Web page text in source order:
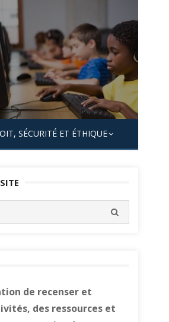
SÉCURITÉ ET ÉTHIQUE
de recenser et
des ressources et